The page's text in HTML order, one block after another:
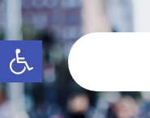
Open toolbar